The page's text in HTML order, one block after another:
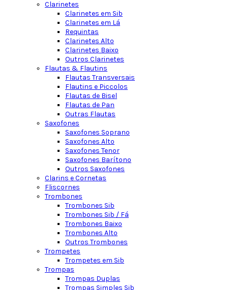
Clarinetes
Clarinetes em Sib
Clarinetes em Lá
Requintas
Clarinetes Alto
Clarinetes Baixo
Outros Clarinetes
Flautas & Flautins
Flautas Transversais
Flautins e Piccolos
Flautas de Bisel
Flautas de Pan
Outras Flautas
Saxofones
Saxofones Soprano
Saxofones Alto
Saxofones Tenor
Saxofones Barítono
Outros Saxofones
Clarins e Cornetas
Fliscornes
Trombones
Trombones Sib
Trombones Sib / Fá
Trombones Baixo
Trombones Alto
Outros Trombones
Trompetes
Trompetes em Sib
Trompas
Trompas Duplas
Trompas Simples Sib